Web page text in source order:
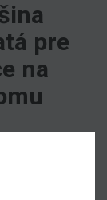
pre
na